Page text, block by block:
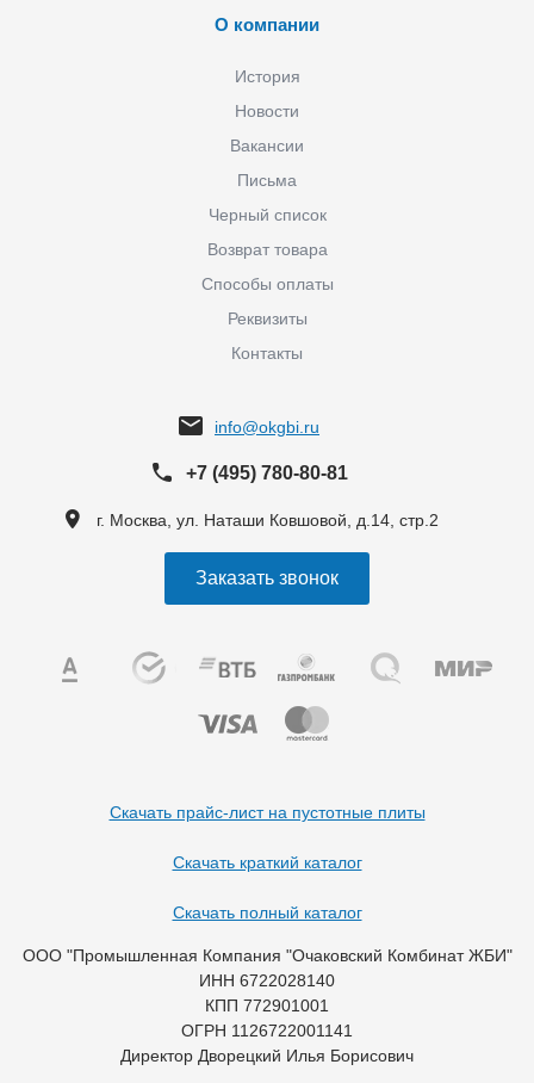
О компании
История
Новости
Вакансии
Письма
Черный список
Возврат товара
Способы оплаты
Реквизиты
Контакты
info@okgbi.ru
+7 (495) 780-80-81
г. Москва, ул. Наташи Ковшовой, д.14, стр.2
Заказать звонок
Скачать прайс-лист на пустотные плиты
Скачать краткий каталог
Скачать полный каталог
ООО "Промышленная Компания "Очаковский Комбинат ЖБИ"
ИНН 6722028140
КПП 772901001
ОГРН 1126722001141
Директор Дворецкий Илья Борисович